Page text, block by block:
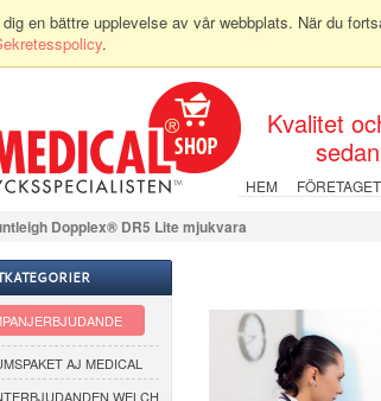
en bättre upplevelse av vår webbplats. När du
.
Kvalitet
HEM FÖRETAGET
Dopplex® DR5 Lite mjukvara
AJ MEDICAL
WELCH